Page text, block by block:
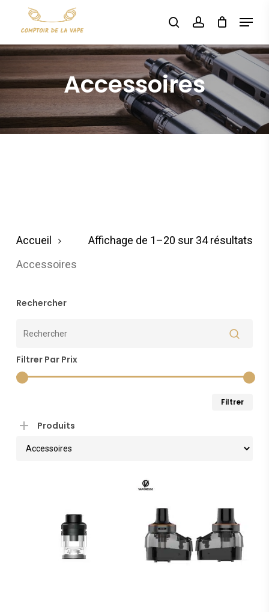
mainRechercher
searchaccount
Menu
Accessoires
Affichage de 1–20 sur 34 résultats
Accueil
Accessoires
Rechercher
Filtrer Par Prix
Filtrer
Produits